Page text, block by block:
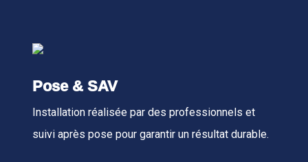
Pose & SAV
Installation réalisée par des professionnels et
suivi après pose pour garantir un résultat durable.